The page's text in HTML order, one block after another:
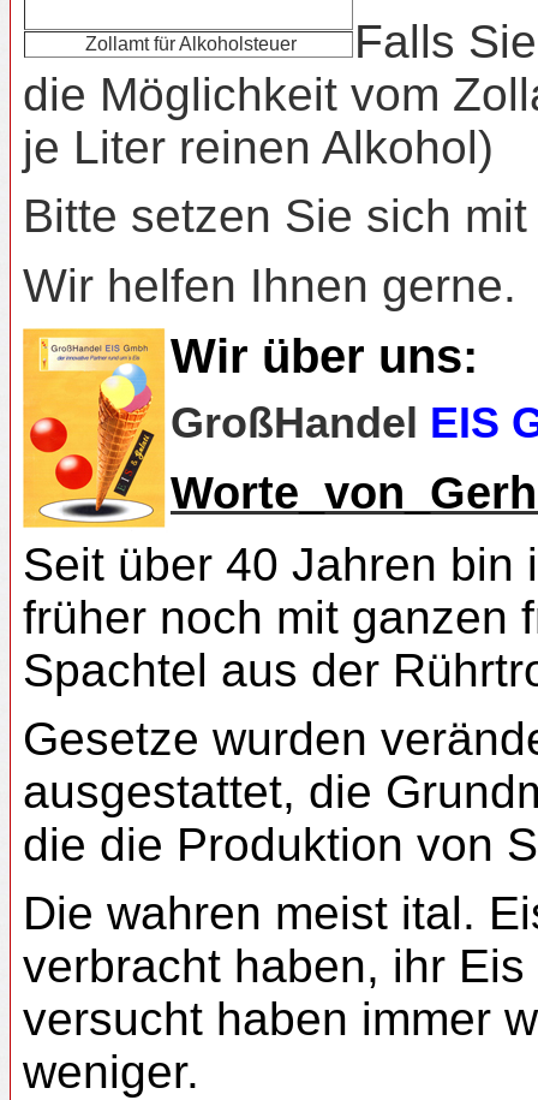
Zollamt für Alkoholsteuer
Falls
die Möglichkeit vom
je Liter reinen Alkohol)
Bitte setzen Sie sich
Wir helfen Ihnen gerne.
Wir über uns:
GroßHandel EIS
Seit über 40 Jahren bin
früher noch mit ganzen
Spachtel aus der
Gesetze wurden
ausgestattet, die
die die Produktion von
Die wahren meist ital.
verbracht haben, ihr
versucht haben immer
weniger.